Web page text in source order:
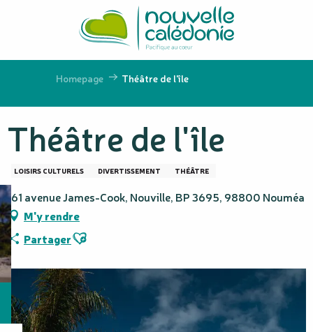
principal
Homepage Théâtre de l'île
Théâtre de l'île
LOISIRS CULTURELS DIVERTISSEMENT THÉÂTRE
161 avenue James-Cook, Nouville, BP 3695, 98800 Nouméa
M'y rendre
PartagerAjouter aux favoris